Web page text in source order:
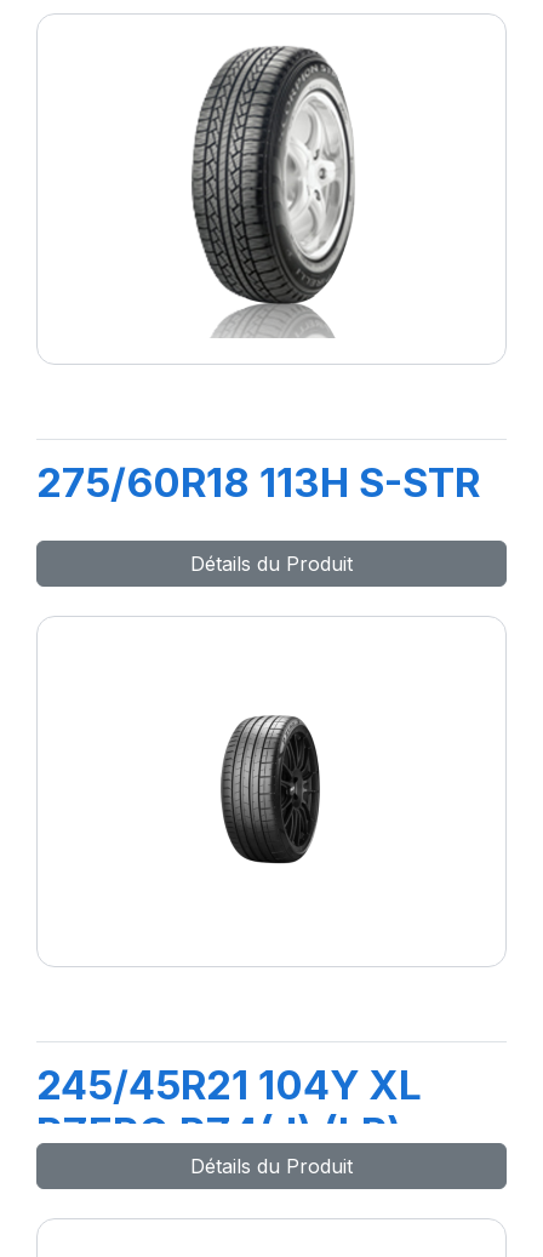
275/60R18 113H S-STR
Détails du Produit
245/45R21 104Y XL
PZERO PZ4(J) (LR)ncs
Détails du Produit